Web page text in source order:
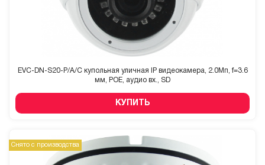
EVC-DN-S20-P/A/С купольная уличная IP видеокамера, 2.0Мп, f=3.6
мм, POE, аудио вх., SD
КУПИТЬ
Снято с производства